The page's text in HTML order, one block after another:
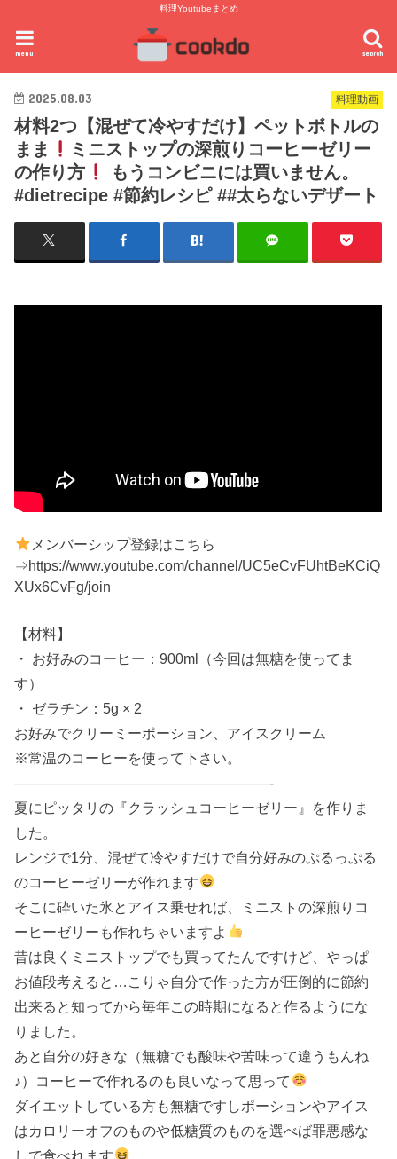
料理Youtubeまとめ
search
menu
料理動画
2025.08.03
材料2つ【混ぜて冷やすだけ】ペットボトルの
まま
ミニストップの深煎りコーヒーゼリー
の作り方
もうコンビニには買いません。
#dietrecipe #節約レシピ ##太らないデザート
メンバーシップ登録はこちら
⇒https://www.youtube.com/channel/UC5eCvFUhtBeKCiQ
XUx6CvFg/join
【材料】
・ お好みのコーヒー：900ml（今回は無糖を使ってま
す）
・ ゼラチン：5g × 2
お好みでクリーミーポーション、アイスクリーム
※常温のコーヒーを使って下さい。
——————————————————-
夏にピッタリの『クラッシュコーヒーゼリー』を作りま
した。
レンジで1分、混ぜて冷やすだけで自分好みのぷるっぷる
のコーヒーゼリーが作れます
そこに砕いた氷とアイス乗せれば、ミニストの深煎りコ
ーヒーゼリーも作れちゃいますよ
昔は良くミニストップでも買ってたんですけど、やっぱ
お値段考えると…こりゃ自分で作った方が圧倒的に節約
出来ると知ってから毎年この時期になると作るようにな
りました。
あと自分の好きな（無糖でも酸味や苦味って違うもんね
♪）コーヒーで作れるのも良いなって思って
ダイエットしている方も無糖ですしポーションやアイス
はカロリーオフのものや低糖質のものを選べば罪悪感な
しで食べれます